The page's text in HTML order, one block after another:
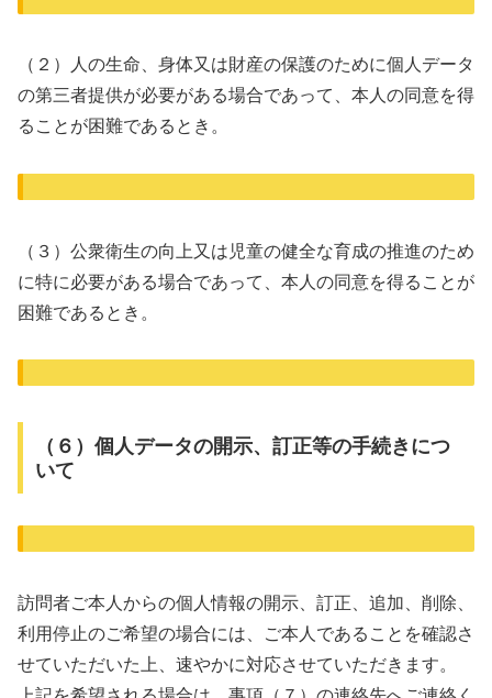
（２）人の生命、身体又は財産の保護のために個人データ
の第三者提供が必要がある場合であって、本人の同意を得
ることが困難であるとき。
（３）公衆衛生の向上又は児童の健全な育成の推進のため
に特に必要がある場合であって、本人の同意を得ることが
困難であるとき。
（６）個人データの開示、訂正等の手続きにつ
いて
訪問者ご本人からの個人情報の開示、訂正、追加、削除、
利用停止のご希望の場合には、ご本人であることを確認さ
せていただいた上、速やかに対応させていただきます。